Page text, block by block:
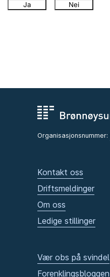
Ja Nei
Organisasjonsnummer:
Kontakt oss
Driftsmeldinger
Om oss
Ledige stillinger
Vær obs på svindel
Forenklingsbloggen